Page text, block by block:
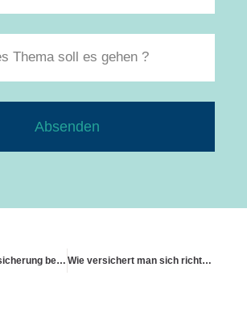
Absenden
Vorsorge bei Versicherung bei Mehrfamilienhäusern Wie versichert man sich richtig gegen Altbausanierung